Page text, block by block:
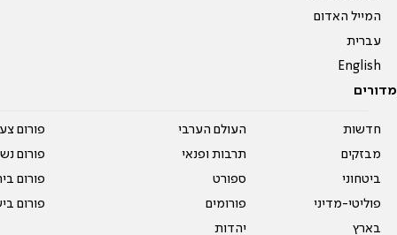
המייל האדום
עברית
English
מדורים
חדשות
מבזקים
ביטחוני
פוליטי-מדיני
בארץ
העולם הערבי
תרבות ופנאי
ספורט
פורומים
יהדות
פורום
פורום
פורום
פורום